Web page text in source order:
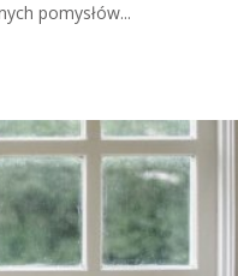
pomysłów...